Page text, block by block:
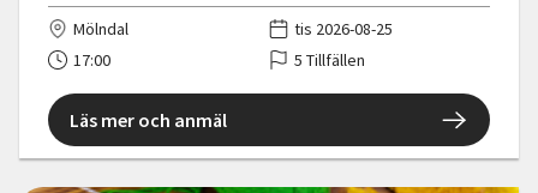
Mölndal
tis 2026-08-25
17:00
5 Tillfällen
Läs mer och anmäl